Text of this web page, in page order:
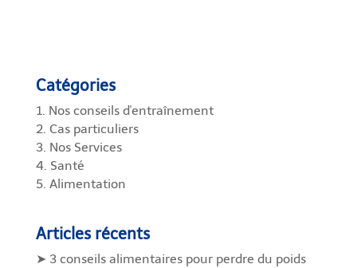
Catégories
1. Nos conseils d'entraînement
2. Cas particuliers
3. Nos Services
4. Santé
5. Alimentation
Articles récents
➤ 3 conseils alimentaires pour perdre du poids